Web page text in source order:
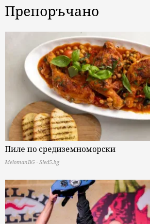
Препоръчано
Пиле по средиземноморски
MelomanBG - Sled5.bg